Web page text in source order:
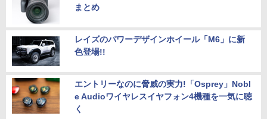
まとめ
レイズのパワーデザインホイール「M6」に新
色登場!!
エントリーなのに脅威の実力!「Osprey」Nobl
e Audioワイヤレスイヤフォン4機種を一気に聴
く